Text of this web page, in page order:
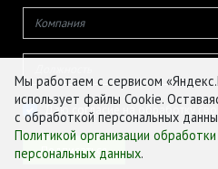
Даю согласие на обработку
Мы работаем с сервисом
использует файлы Cookie.
с обработкой персональных
Политикой организации
персональных данных.